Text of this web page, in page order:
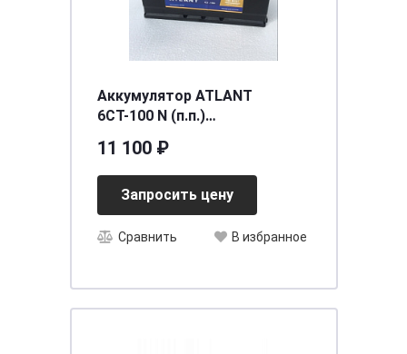
Аккумулятор ATLANT
6СТ-100 N (п.п.)
11 100 ₽
Запросить цену
Сравнить В избранное